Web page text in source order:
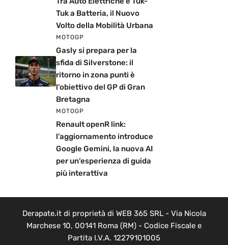
Tuk a Batteria, il Nuovo
Volto della Mobilità Urbana
MOTOGP
Gasly si prepara per la
sfida di Silverstone: il
ritorno in zona punti è
l’obiettivo del GP di Gran
Bretagna
MOTOGP
Renault openR link:
l’aggiornamento introduce
Google Gemini, la nuova AI
per un’esperienza di guida
più interattiva
Derapate.it di proprietà di WEB 365 SRL - Via Nicola
Marchese 10, 00141 Roma (RM) - Codice Fiscale e
Partita I.V.A. 12279101005